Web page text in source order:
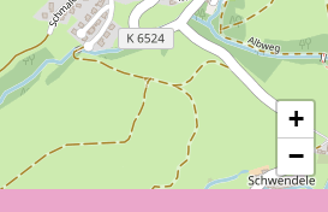
Hans-Thoma-Tag.
Hans-Thoma-Preis
mit geraden
NaturEnergie-Förderpreis
Region verliehen.
+
−